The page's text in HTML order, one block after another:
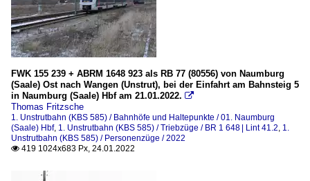
FWK 155 239 + ABRM 1648 923 als RB 77 (80556) von Naumburg
(Saale) Ost nach Wangen (Unstrut), bei der Einfahrt am Bahnsteig 5
in Naumburg (Saale) Hbf am 21.01.2022. 
Thomas Fritzsche
1. Unstrutbahn (KBS 585) / Bahnhöfe und Haltepunkte / 01. Naumburg
(Saale) Hbf, 1. Unstrutbahn (KBS 585) / Triebzüge / BR 1 648 | Lint 41.2, 1.
Unstrutbahn (KBS 585) / Personenzüge / 2022
 419 1024x683 Px, 24.01.2022